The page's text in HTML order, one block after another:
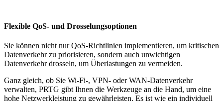
Flexible QoS- und Drosselungsoptionen
Sie können nicht nur QoS-Richtlinien implementieren, um kritischen
Datenverkehr zu priorisieren, sondern auch unwichtigen
Datenverkehr drosseln, um Überlastungen zu vermeiden.
Ganz gleich, ob Sie Wi-Fi-, VPN- oder WAN-Datenverkehr
verwalten, PRTG gibt Ihnen die Werkzeuge an die Hand, um eine
hohe Netzwerkleistung zu gewährleisten. Es ist wie ein individuell